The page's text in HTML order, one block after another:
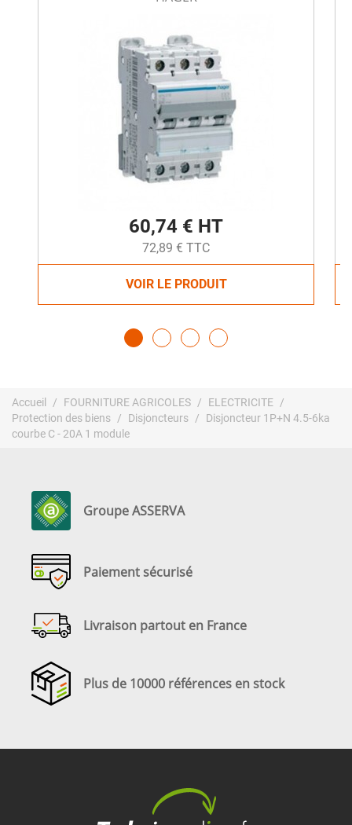
60,74 € HT
72,89 € TTC
VOIR LE PRODUIT
Accueil FOURNITURE AGRICOLES
ELECTRICITE
Protection des biens
Disjoncteurs
Disjoncteur 1P+N 4.5-6ka
courbe C - 20A 1 module
Groupe ASSERVA
Paiement sécurisé
Livraison partout en France
Plus de 10000 références en stock